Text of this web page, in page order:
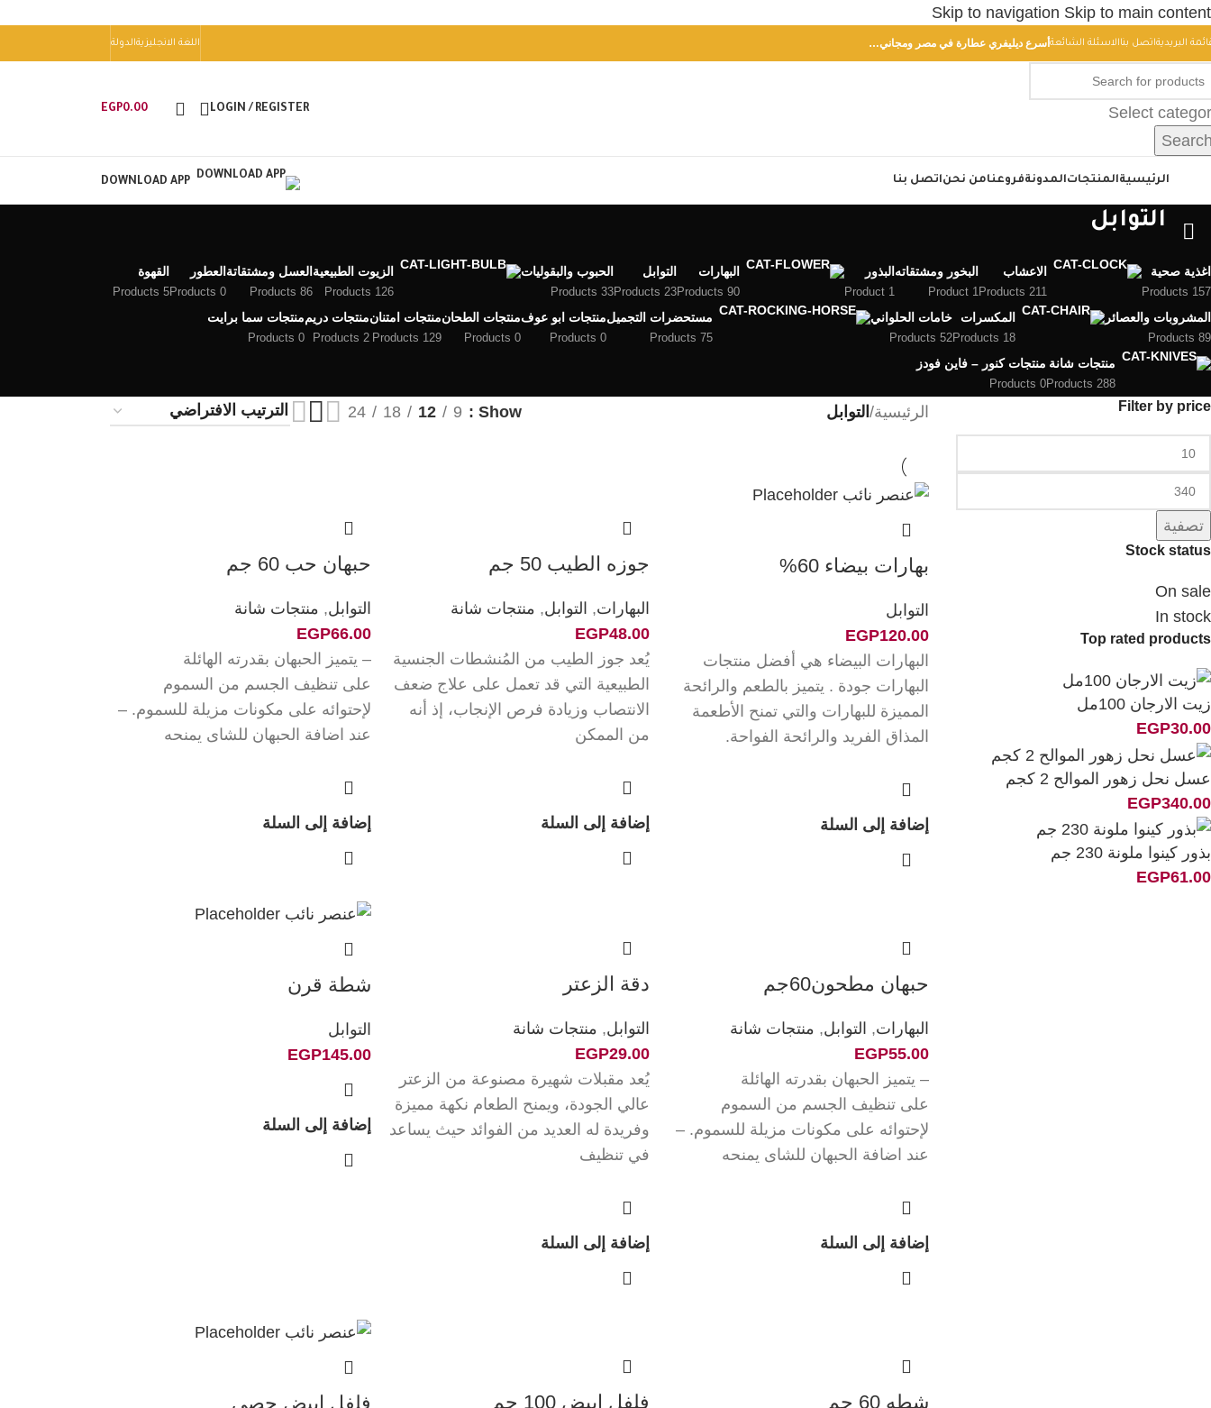
Skip to navigation Skip to main content
البريديةاتصل بناالاسئلة الشائعة أسرع ديليفري عطارة في مصر ومجاني… اللغة الانجليزيةالدولة
Select
LOGIN / REGISTER
EGP0.00
الرئيسيةالمنتجاتالمدونةفروعنامن نحناتصل بنا DOWNLOAD APP
التوابل
اغذية صحية
157 Products
الاعشاب
211 Products
البخور ومشتقاته
1 Product
البذور
1 Product
البهارات
90 Products
التوابل
23 Products
الحبوب والبقوليات
33 Products
الزيوت الطبيعية
126 Products
العسل ومشتقاتة
86 Products
العطور
0 Products
القهوة
5 Products
المشروبات والعصائر
89 Products
المكسرات
18 Products
خامات الحلواني
52 Products
مستحضرات التجميل
75 Products
منتجات ابو عوف
0 Products
منتجات الطحان
0 Products
منتجات امتنان
129 Products
منتجات دريم
2 Products
منتجات سما برايت
0 Products
منتجات شانة
288 Products
منتجات كنور – فاين فودز
0 Products
Filter by price
تصفية
Stock status
On sale
In stock
Top rated products
زيت الارجان 100مل
EGP30.00
عسل نحل زهور الموالح 2 كجم
EGP340.00
بذور كينوا ملونة 230 جم
EGP61.00
الرئيسية/التوابل Show
9
12
18
24
بهارات بيضاء 60%
التوابل
EGP120.00
البهارات البيضاء هي أفضل منتجات
البهارات جودة . يتميز بالطعم والرائحة
المميزة للبهارات والتي تمنح الأطعمة
المذاق الفريد والرائحة الفواحة.
إضافة إلى السلة
جوزه الطيب 50 جم
البهارات, التوابل, منتجات شانة
EGP48.00
يُعد جوز الطيب من المُنشطات الجنسية
الطبيعية التي قد تعمل على علاج ضعف
الانتصاب وزيادة فرص الإنجاب، إذ أنه
من الممكن
إضافة إلى السلة
حبهان حب 60 جم
التوابل, منتجات شانة
EGP66.00
– يتميز الحبهان بقدرته الهائلة
على تنظيف الجسم من السموم
لإحتوائه على مكونات مزيلة للسموم. –
عند اضافة الحبهان للشاى يمنحه
إضافة إلى السلة
حبهان مطحون60جم
البهارات, التوابل, منتجات شانة
EGP55.00
– يتميز الحبهان بقدرته الهائلة
على تنظيف الجسم من السموم
لإحتوائه على مكونات مزيلة للسموم. –
عند اضافة الحبهان للشاى يمنحه
إضافة إلى السلة
دقة الزعتر
التوابل, منتجات شانة
EGP29.00
يُعد مقبلات شهيرة مصنوعة من الزعتر
عالي الجودة، ويمنح الطعام نكهة مميزة
وفريدة له العديد من الفوائد حيث يساعد
في تنظيف
إضافة إلى السلة
شطة قرن
التوابل
EGP145.00
إضافة إلى السلة
شطه 60 جم فلفل ابيض 100 جم فلفل ابيض حصي